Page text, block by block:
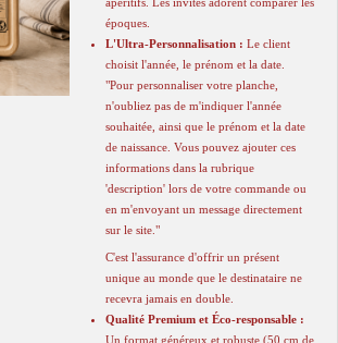
époques.
L'Ultra-Personnalisation : Le client
choisit l'année, le prénom et la date.
​"Pour personnaliser votre planche,
n'oubliez pas de m'indiquer l'année
souhaitée, ainsi que le prénom et la date
de naissance. Vous pouvez ajouter ces
informations dans la rubrique
'description' lors de votre commande ou
en m'envoyant un message directement
sur le site."
C'est l'assurance d'offrir un présent
unique au monde que le destinataire ne
recevra jamais en double.
Qualité Premium et Éco-responsable :
Un format généreux et robuste (50 cm de